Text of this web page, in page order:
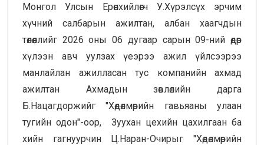
Монгол Улсын Ерөнхийлөгч У.Хүрэлсүх эрчим
хүчний салбарын ажилтан, албан хаагчдын
төлөөллийг 2026 оны 06 дугаар сарын 09-ний өдөр
хүлээн авч уулзах үеэрээ ажил үйлсээрээ
манлайлан ажилласан тус компанийн ахмад
ажилтан Ахмадын зөвлөлийн дарга
Б.Нацагдоржийг "Хөдөлмөрийн гавьяаны улаан
тугийн одон"-оор, Зуухан цехийн цахилгаан ба
хийн гагнуурчин Ц.Наран-Очирыг "Хөдөлмөрийн